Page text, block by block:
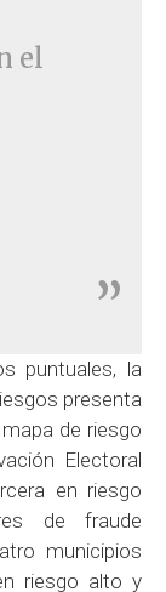
el
puntuales, la
presenta
de riesgo
Electoral
en riesgo
de fraude
municipios
riesgo alto y